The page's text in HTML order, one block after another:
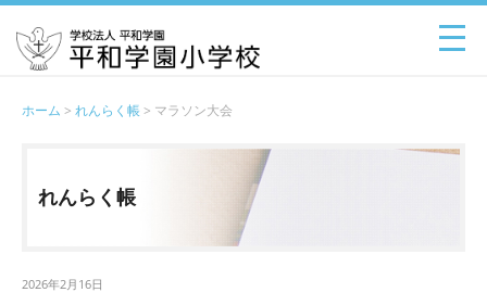
ホーム > れんらく帳> マラソン大会
れんらく帳
2026年2月16日